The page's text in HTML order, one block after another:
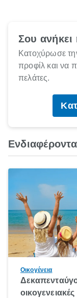
Σου ανήκει
Κατοχύρωσε
προφίλ και να
πελάτες.
Οικογένεια